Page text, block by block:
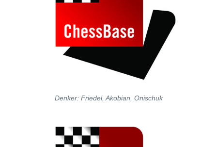
Denker: Friedel, Akobian, Onischuk